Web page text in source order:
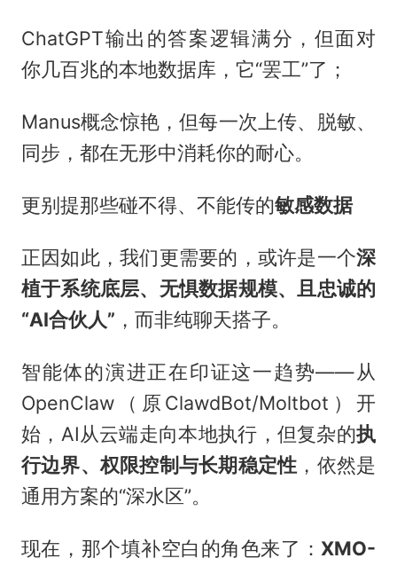
ChatGPT输出的答案逻辑满分，但面对
你几百兆的本地数据库，它“罢工”了；
Manus概念惊艳，但每一次上传、脱敏、
同步，都在无形中消耗你的耐心。
更别提那些碰不得、不能传的敏感数据
正因如此，我们更需要的，或许是一个深
植于系统底层、无惧数据规模、且忠诚的
“AI合伙人” ，而非纯聊天搭子。
智能体的演进正在印证这一趋势——从
OpenClaw（原ClawdBot/Moltbot）开
始，AI从云端走向本地执行，但复杂的执
行边界、权限控制与长期稳定性 ，依然是
通用方案的“深水区”。
现在，那个填补空白的角色来了： XMO-